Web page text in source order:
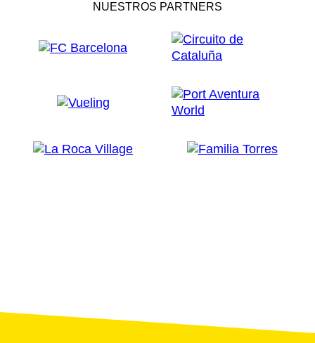
NUESTROS PARTNERS